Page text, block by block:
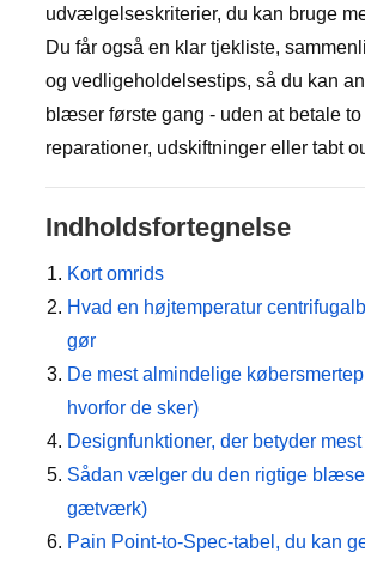
udvælgelseskriterier, du kan bruge
Du får også en klar tjekliste,
og vedligeholdelsestips, så du kan
blæser første gang - uden at betale
reparationer, udskiftninger eller tabt
Indholdsfortegnelse
Kort omrids
Hvad en højtemperatur
gør
De mest almindelige
hvorfor de sker)
Designfunktioner, der betyder
Sådan vælger du den rigtige
gætværk)
Pain Point-to-Spec-tabel, du kan